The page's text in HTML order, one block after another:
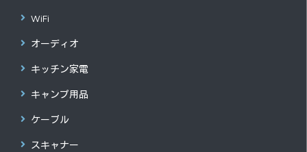
WiFi
オーディオ
キッチン家電
キャンプ用品
ケーブル
スキャナー